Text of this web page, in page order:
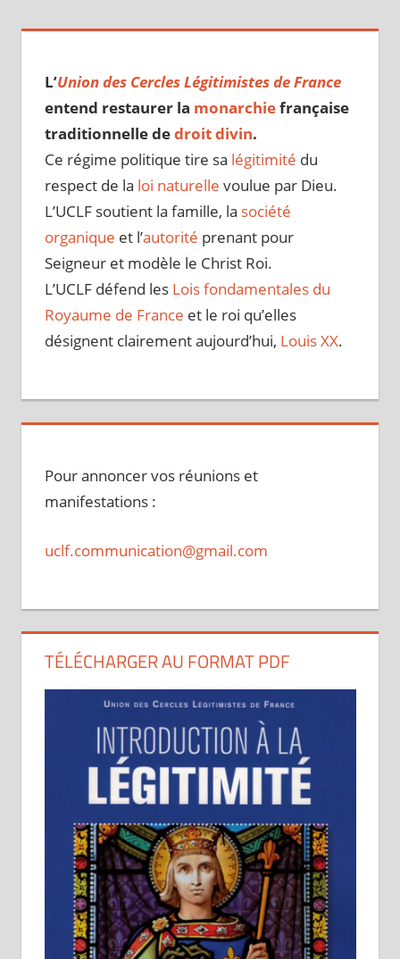
L’Union des Cercles Légitimistes de France
entend restaurer la monarchiefrançaise
traditionnelle dedroit divin.
Ce régime politique tire sa légitimité du
respect de la loi naturelle voulue par Dieu.
L’UCLF soutient la famille, la société
organique et l’autorité prenant pour
Seigneur et modèle le Christ Roi.
L’UCLF défend les Lois fondamentales du
Royaume de France et le roi qu’elles
désignent clairement aujourd’hui, Louis XX.
Pour annoncer vos réunions et
manifestations :
uclf.communication@gmail.com
TÉLÉCHARGER AU FORMAT PDF